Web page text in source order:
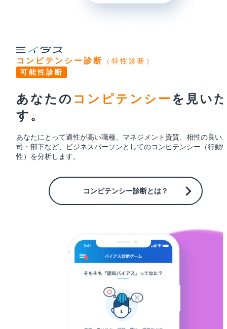
コンピテンシー診断
（特性診断）
可能性診断
あなたの コンピテンシー を 見い
す。
あなたにとって適性が高い職種、マネジメント資質、相性の良い
司・部下など、ビジネスパーソンとしてのコンピテンシー（行動
性）を分析します。
コンピテンシー診断とは？